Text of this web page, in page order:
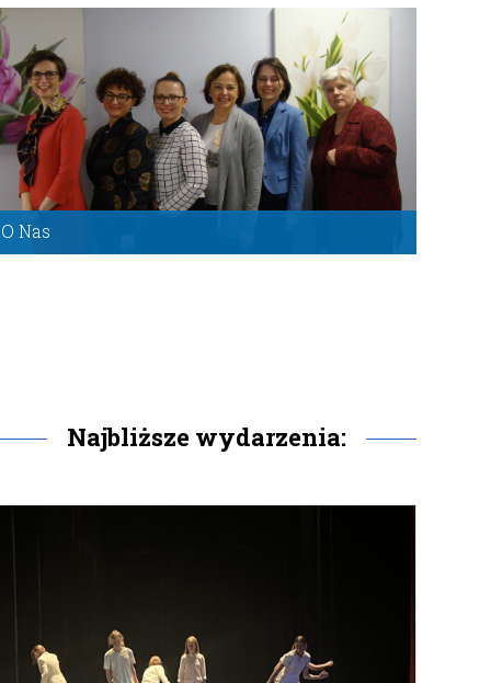
Zapraszamy do zapoznania się z najnowszymi
konkursami
Wejdź
O Nas
Najbliższe wydarzenia: